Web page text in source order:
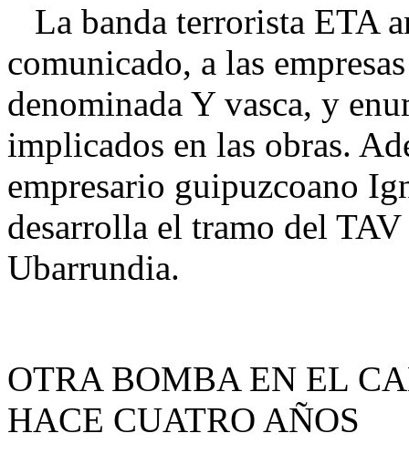
La banda terrorista ETA
comunicado, a las
denominada Y vasca, y
implicados en las obras.
empresario guipuzcoano
desarrolla el tramo del TAV
Ubarrundia.
OTRA BOMBA EN EL
HACE CUATRO AÑOS